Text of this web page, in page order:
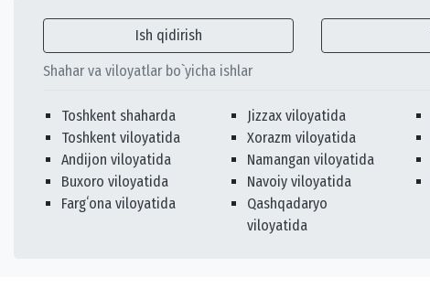
Ish qidirish
Shahar va viloyatlar bo`yicha ishlar
Toshkent shaharda
Toshkent viloyatida
Andijon viloyatida
Buxoro viloyatida
Fargʻona viloyatida
Jizzax viloyatida
Xorazm viloyatida
Namangan viloyatida
Navoiy viloyatida
Qashqadaryo
viloyatida